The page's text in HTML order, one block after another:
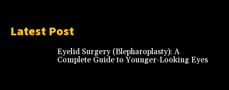
Latest Post
Eyelid Surgery (Blepharoplasty): A
Complete Guide to Younger-Looking Eyes